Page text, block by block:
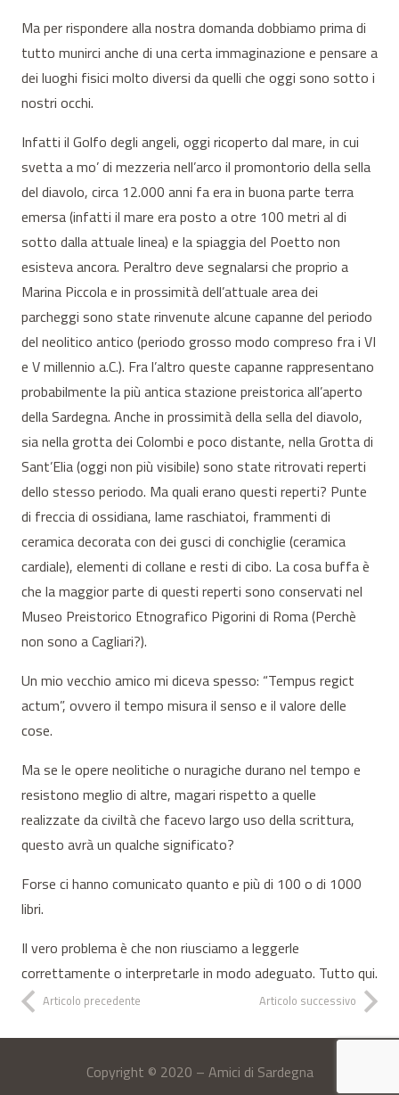
Ma per rispondere alla nostra domanda dobbiamo prima di
tutto munirci anche di una certa immaginazione e pensare a
dei luoghi fisici molto diversi da quelli che oggi sono sotto i
nostri occhi.
Infatti il Golfo degli angeli, oggi ricoperto dal mare, in cui
svetta a mo’ di mezzeria nell’arco il promontorio della sella
del diavolo, circa 12.000 anni fa era in buona parte terra
emersa (infatti il mare era posto a otre 100 metri al di
sotto dalla attuale linea) e la spiaggia del Poetto non
esisteva ancora. Peraltro deve segnalarsi che proprio a
Marina Piccola e in prossimità dell’attuale area dei
parcheggi sono state rinvenute alcune capanne del periodo
del neolitico antico (periodo grosso modo compreso fra i VI
e V millennio a.C.). Fra l’altro queste capanne rappresentano
probabilmente la più antica stazione preistorica all’aperto
della Sardegna. Anche in prossimità della sella del diavolo,
sia nella grotta dei Colombi e poco distante, nella Grotta di
Sant’Elia (oggi non più visibile) sono state ritrovati reperti
dello stesso periodo. Ma quali erano questi reperti? Punte
di freccia di ossidiana, lame raschiatoi, frammenti di
ceramica decorata con dei gusci di conchiglie (ceramica
cardiale), elementi di collane e resti di cibo. La cosa buffa è
che la maggior parte di questi reperti sono conservati nel
Museo Preistorico Etnografico Pigorini di Roma (Perchè
non sono a Cagliari?).
Un mio vecchio amico mi diceva spesso: “Tempus regict
actum”, ovvero il tempo misura il senso e il valore delle
cose.
Ma se le opere neolitiche o nuragiche durano nel tempo e
resistono meglio di altre, magari rispetto a quelle
realizzate da civiltà che facevo largo uso della scrittura,
questo avrà un qualche significato?
Forse ci hanno comunicato quanto e più di 100 o di 1000
libri.
Il vero problema è che non riusciamo a leggerle
correttamente o interpretarle in modo adeguato. Tutto qui.
Articolo precedente Articolo successivo
Copyright © 2020 – Amici di Sardegna